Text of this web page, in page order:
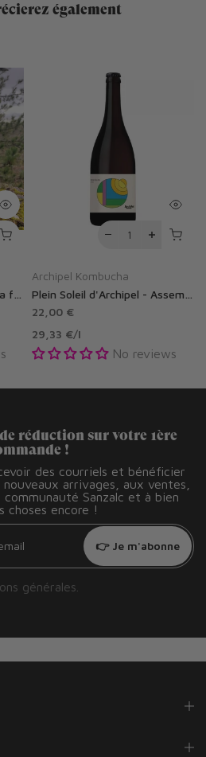
également
Archipel Kombucha
22,00 €
29,33 €/l
No reviews
réduction sur votre 1ère
!
des courriels et bénéficier
arrivages, aux ventes,
Sanzalc et à bien
choses encore !
👉 Je m'abonne
générales